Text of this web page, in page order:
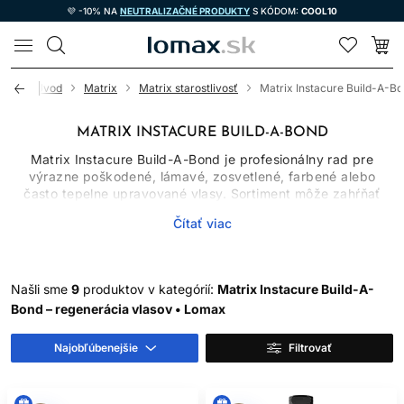
💜 -10% NA NEUTRALIZAČNÉ PRODUKTY S KÓDOM: COOL10
LOMAX
Úvod Matrix Matrix starostlivosť Matrix Instacure Build-A-
MATRIX INSTACURE BUILD-A-BOND
Matrix Instacure Build-A-Bond je profesionálny rad pre
výrazne poškodené, lámavé, zosvetlené, farbené alebo
často tepelne upravované vlasy. Sortiment môže zahŕňať
olejové sérum; aktuálny obsah kategórie sa môže meniť.
ČO POŠKODENIE VLASOV
ZNAMENÁ
Zosvetľovanie, oxidačné farbenie, vysoké teploty, UV
Čítať viac
Našli sme 9 produktov v kategórií: Matrix Instacure Build-A-
Bond – regenerácia vlasov • Lomax
Najobľúbenejšie Filtrovať